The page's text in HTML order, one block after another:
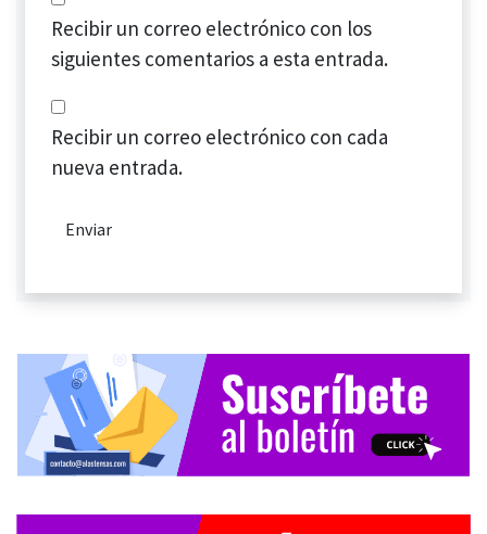
Recibir un correo electrónico con los
siguientes comentarios a esta entrada.
Recibir un correo electrónico con cada
nueva entrada.